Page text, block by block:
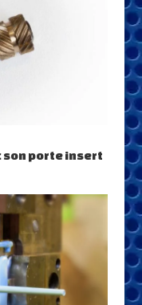
son porte insert